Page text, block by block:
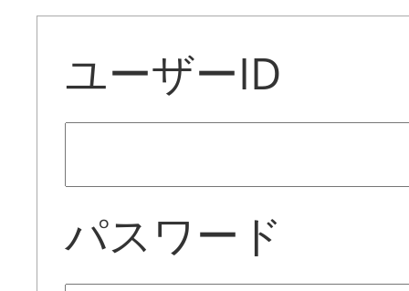
ユーザーID
パスワード